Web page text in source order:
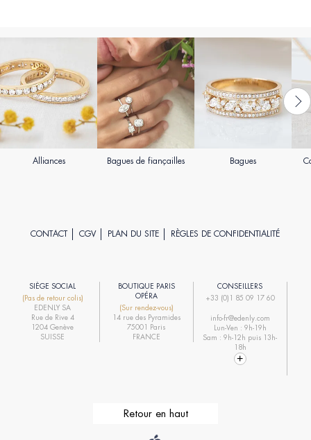
Alliances Bagues de fiançailles Bagues
CONTACT CGV PLAN DU SITE RÈGLES DE CONFIDENTIALITÉ
SIÈGE SOCIAL
(Pas de retour colis)
EDENLY SA
Rue de Rive 4
1204 Genève
SUISSE
BOUTIQUE PARIS
OPÉRA
(Sur rendez-vous)
14 rue des Pyramides
75001 Paris
FRANCE
CONSEILLERS
+33 (0)1 85 09 17 60
info-fr@edenly.com
Lun-Ven : 9h-19h
Sam : 9h-12h puis 13h-
18h
Retour en haut